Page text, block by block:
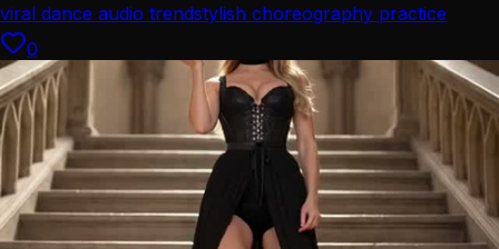
viral dance audio trendstylish choreography practice
0